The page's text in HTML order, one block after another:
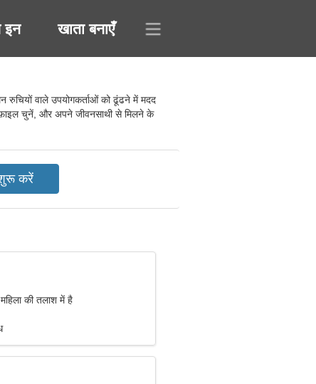
इन खाता बनाएँ
वाले उपयोगकर्ताओं को ढूंढने में मदद
चुनें, और अपने जीवनसाथी से मिलने के
की तलाश में है